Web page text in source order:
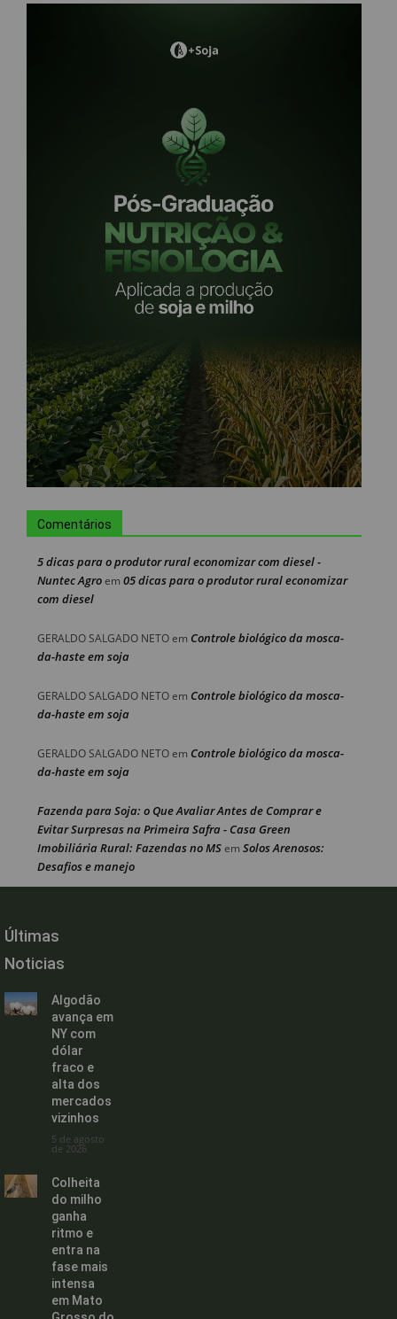
Comentários
5 dicas para o produtor rural economizar com diesel -
Nuntec Agroem 05 dicas para o produtor rural economizar
com diesel
GERALDO SALGADO NETOem Controle biológico da mosca-
da-haste em soja
GERALDO SALGADO NETOem Controle biológico da mosca-
da-haste em soja
GERALDO SALGADO NETOem Controle biológico da mosca-
da-haste em soja
Fazenda para Soja: o Que Avaliar Antes de Comprar e
Evitar Surpresas na Primeira Safra - Casa Green
Imobiliária Rural: Fazendas no MSem Solos Arenosos:
Desafios e manejo
Últimas
Noticias
Algodão
avança em
NY com
dólar
fraco e
alta dos
mercados
vizinhos
5 de agosto
de 2026
Colheita
do milho
ganha
ritmo e
entra na
fase mais
intensa
em Mato